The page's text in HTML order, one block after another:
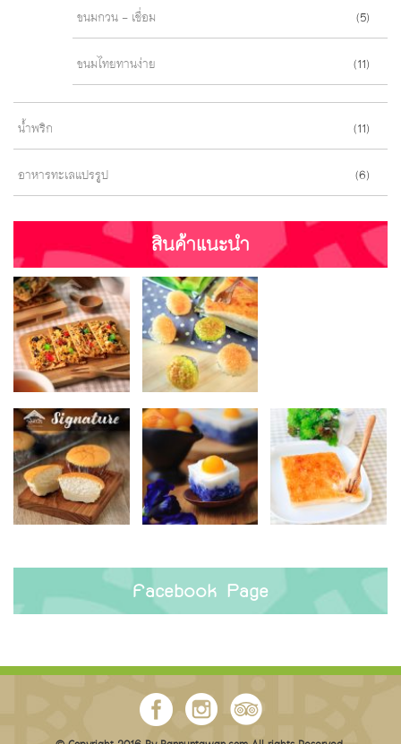
ขนมกวน - เชื่อม (5)
ขนมไทยทานง่าย (11)
น้ำพริก (11)
อาหารทะเลแปรรูป (6)
สินค้าแนะนำ
Facebook Page